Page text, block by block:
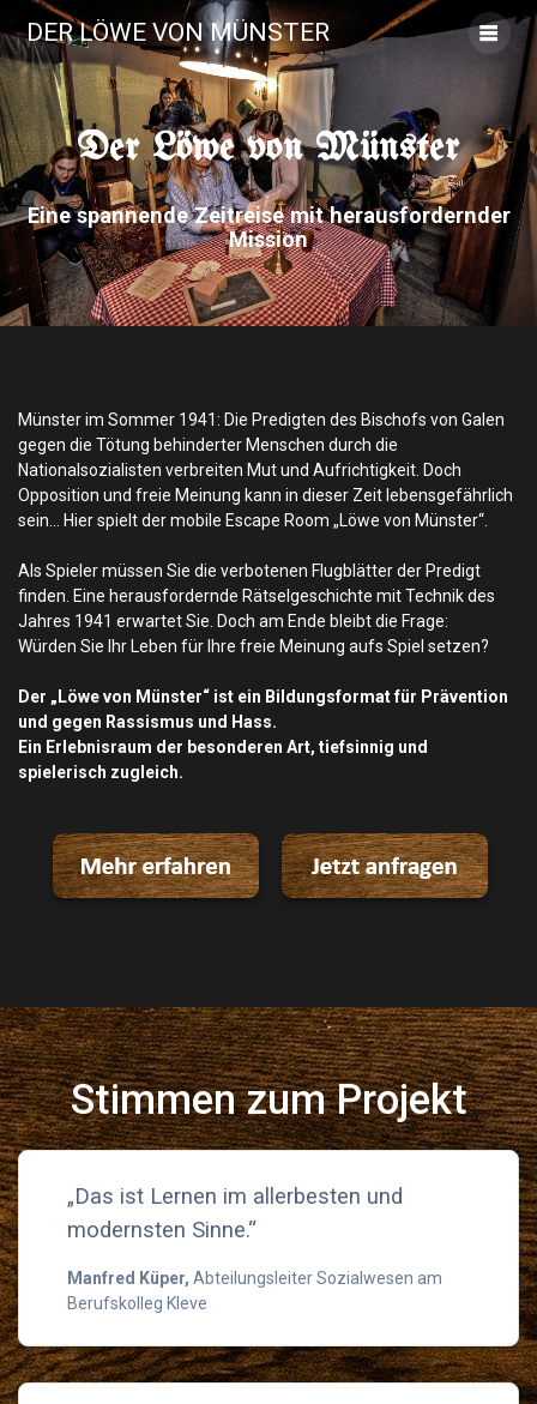
Skip
to
content
DER LÖWE VON MÜNSTER
Der Löwe von Münster
Eine spannende Zeitreise mit herausfordernder
Mission
Münster im Sommer 1941: Die Predigten des Bischofs von Galen
gegen die Tötung behinderter Menschen durch die
Nationalsozialisten verbreiten Mut und Aufrichtigkeit. Doch
Opposition und freie Meinung kann in dieser Zeit lebensgefährlich
sein… Hier spielt der mobile Escape Room „Löwe von Münster“.
Als Spieler müssen Sie die verbotenen Flugblätter der Predigt
finden. Eine herausfordernde Rätselgeschichte mit Technik des
Jahres 1941 erwartet Sie. Doch am Ende bleibt die Frage:
Würden Sie Ihr Leben für Ihre freie Meinung aufs Spiel setzen?
Der „Löwe von Münster“ ist ein Bildungsformat für Prävention
und gegen Rassismus und Hass.
Ein Erlebnisraum der besonderen Art, tiefsinnig und
spielerisch zugleich.
Stimmen zum Projekt
„Das ist Lernen im allerbesten und
modernsten Sinne.“
Manfred Küper, Abteilungsleiter Sozialwesen am
Berufskolleg Kleve